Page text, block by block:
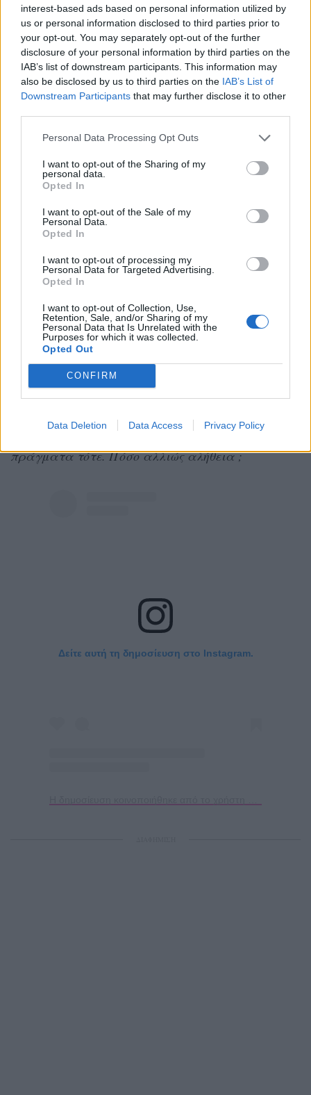
interest-based ads based on personal information utilized by
us or personal information disclosed to third parties prior to
your opt-out. You may separately opt-out of the further
disclosure of your personal information by third parties on the
IAB’s list of downstream participants. This information may
also be disclosed by us to third parties on the IAB’s List of
Downstream Participants that may further disclose it to other
Personal Data Processing Opt Outs
I want to opt-out of the Sharing of my
personal data.
Opted In
I want to opt-out of the Sale of my
Personal Data.
Opted In
I want to opt-out of processing my
Personal Data for Targeted Advertising.
Opted In
I want to opt-out of Collection, Use,
Retention, Sale, and/or Sharing of my
Personal Data that Is Unrelated with the
Purposes for which it was collected.
Opted Out
CONFIRM
Data Deletion Data Access Privacy Policy
προλαβαίνουμε. Να κατανοούμε και να
αντέχουμε την πραγματικότητα που -ειδικά για
κάποιους που δεν έχουν τους πόρους- είναι
αδυσώπητη.
Δεν είμαστε εχθροί τα δύο φύλα, αλλά αγόρια,
αναγκαστικά πρέπει να το κάνει το άλλο σου
Όλοι παλεύουμε για μια καλύτερη ζωή, ας
αφήσουμε τον καθένα μας να το κάνει με τον δικό
του τρόπο.
ανενόχλητα;
*η φωτογραφία τραβήχτηκε για την παράσταση
«του Αγοριού Απέναντι», που αναπαριστά μια
εποχή 60 χρόνια πίσω, όπου τα πράγματα ήταν
σατιρίζοντας δείχνει το πόσο αλλιώς ήταν τα
πράγματα τότε. Πόσο αλλιώς αλήθεια ;
Δείτε αυτή τη δημοσίευση στο Instagram.